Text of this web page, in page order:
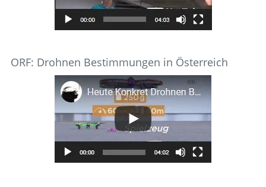
ORF: Drohnen Bestimmungen in Österreich